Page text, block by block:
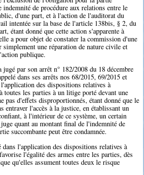
indemnité de procédure aux relations entre le
d'une part, et à l'action de l'auditorat du
intentée sur la base de l'article 138bis, § 2, du
étant donné que cette action s'apparente à
a pour objet de constater la commission d'une
une réparation de nature civile et
publique.
par son arrêt n° 182/2008 du 18 décembre
dans ses arrêts nos 68/2015, 69/2015 et
des dispositions relatives à
toutes les parties à un litige porté devant une
pas d'effets disproportionnés, étant donné que le
entraver l'accès à la justice, en établissant un
à l'intérieur de ce système, un certain
quant au montant final de l'indemnité de
succombante peut être condamnée.
l'application des dispositions relatives à
l'égalité des armes entre les parties, dès
qu'elles assument toutes deux le risque